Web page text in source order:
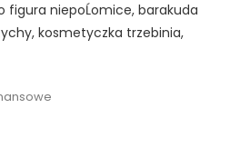
niepoĹomice, barakuda
kosmetyczka trzebinia,